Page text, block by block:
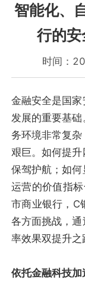
智能化、
行的
时间：
金融安全是国
发展的重要基
务环境非常复
艰巨。如何提
保驾护航；如
运营的价值指
市商业银行，C
各方面挑战，
率效果双提升之
依托金融科技